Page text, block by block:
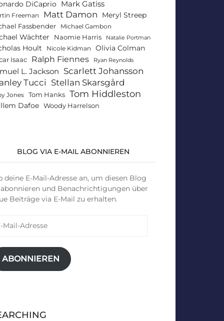
DiCaprio
Mark Gatiss
Freeman Matt Damon Meryl Streep
Fassbender Michael Gambon
Wächter Naomie Harris Natalie Portman
Hoult Nicole Kidman Olivia Colman
Isaac Ralph Fiennes Ryan Reynolds
L. Jackson Scarlett Johansson
Tucci Stellan Skarsgård
Jones Tom Hanks Tom Hiddleston
Dafoe Woody Harrelson
BLOG VIA E-MAIL ABONNIEREN
deine E-Mail-Adresse an, um diesen Blog
und Benachrichtigungen über
Beiträge via E-Mail zu erhalten.
ABONNIEREN